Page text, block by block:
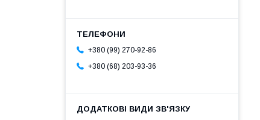
+380 (99) 270-92-86
+380 (68) 203-93-36